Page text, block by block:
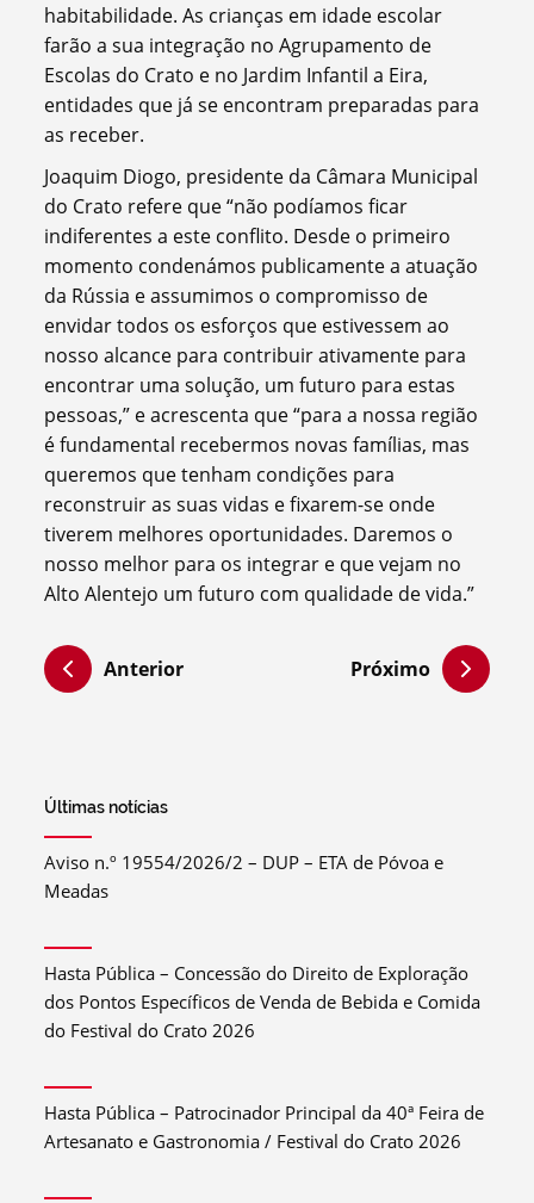
habitabilidade. As crianças em idade escolar
farão a sua integração no Agrupamento de
Escolas do Crato e no Jardim Infantil a Eira,
entidades que já se encontram preparadas para
as receber.
Joaquim Diogo, presidente da Câmara Municipal
do Crato refere que “não podíamos ficar
indiferentes a este conflito. Desde o primeiro
momento condenámos publicamente a atuação
da Rússia e assumimos o compromisso de
envidar todos os esforços que estivessem ao
nosso alcance para contribuir ativamente para
encontrar uma solução, um futuro para estas
pessoas,” e acrescenta que “para a nossa região
é fundamental recebermos novas famílias, mas
queremos que tenham condições para
reconstruir as suas vidas e fixarem-se onde
tiverem melhores oportunidades. Daremos o
nosso melhor para os integrar e que vejam no
Alto Alentejo um futuro com qualidade de vida.”
Anterior Próximo
Últimas notícias
Aviso n.º 19554/2026/2 – DUP – ETA de Póvoa e
Meadas
Hasta Pública – Concessão do Direito de Exploração
dos Pontos Específicos de Venda de Bebida e Comida
do Festival do Crato 2026
Hasta Pública – Patrocinador Principal da 40ª Feira de
Artesanato e Gastronomia / Festival do Crato 2026